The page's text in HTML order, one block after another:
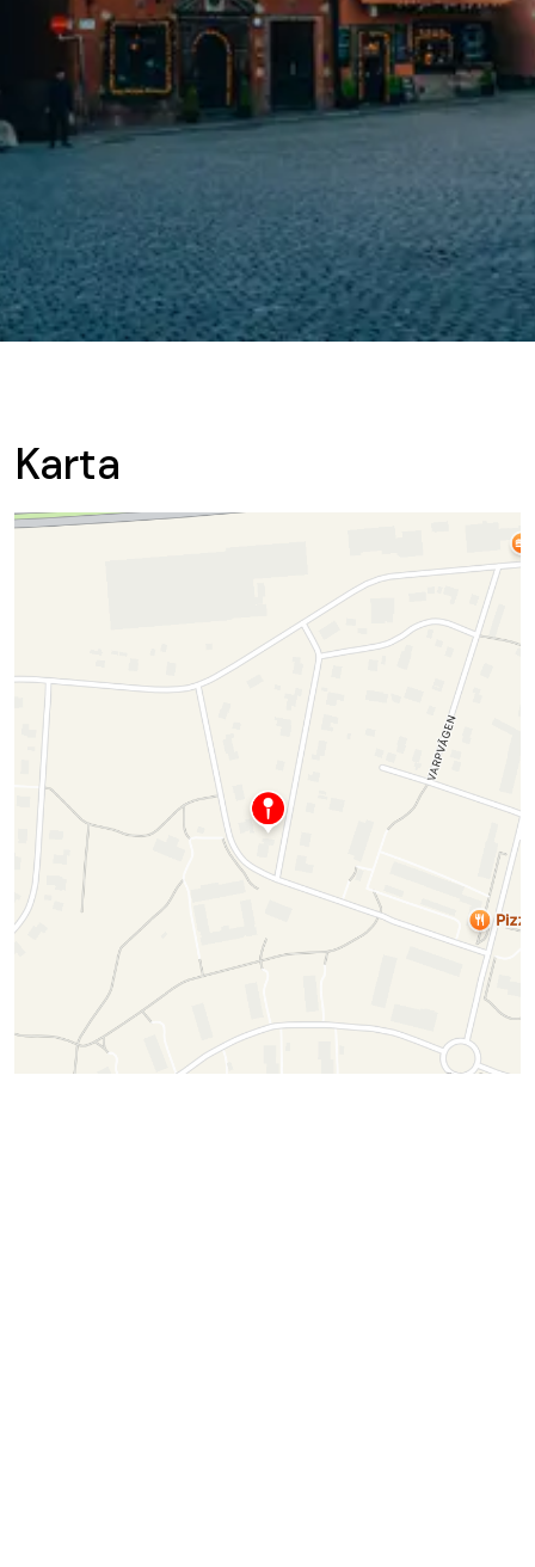
Karta